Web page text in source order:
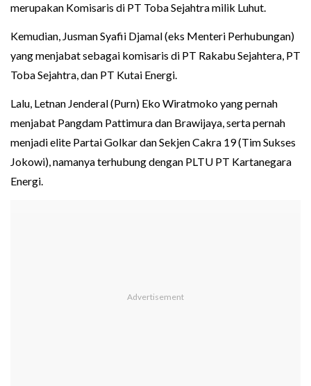
merupakan Komisaris di PT Toba Sejahtra milik Luhut.
Kemudian, Jusman Syafii Djamal (eks Menteri Perhubungan)
yang menjabat sebagai komisaris di PT Rakabu Sejahtera, PT
Toba Sejahtra, dan PT Kutai Energi.
Lalu, Letnan Jenderal (Purn) Eko Wiratmoko yang pernah
menjabat Pangdam Pattimura dan Brawijaya, serta pernah
menjadi elite Partai Golkar dan Sekjen Cakra 19 (Tim Sukses
Jokowi), namanya terhubung dengan PLTU PT Kartanegara
Energi.